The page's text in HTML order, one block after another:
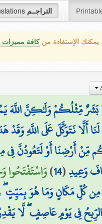
التراجــم
الإستفادة منكافة
مِّثْلُكُمْ وَلَٰكِنَّ اللَّهَ
أَلَّا نَتَوَكَّلَ عَلَى اللَّهِ وَقَدْ
أَرْضِنَا أَوْ لَتَعُودُنَّ فِي
وَعِيدِ(
14
)وَاسْتَفْتَحُوا
مِن كُلِّ مَكَانٍ وَمَا هُوَ
الرِّيحُ فِي يَوْمٍ عَاصِفٍ ۖ لَّا